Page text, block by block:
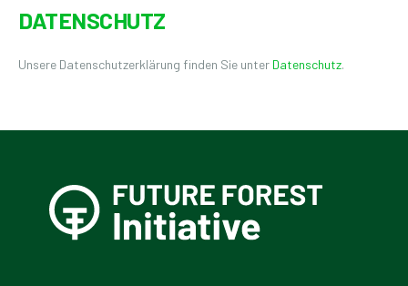
DATENSCHUTZ
Unsere Datenschutzerklärung finden Sie unter Datenschutz.